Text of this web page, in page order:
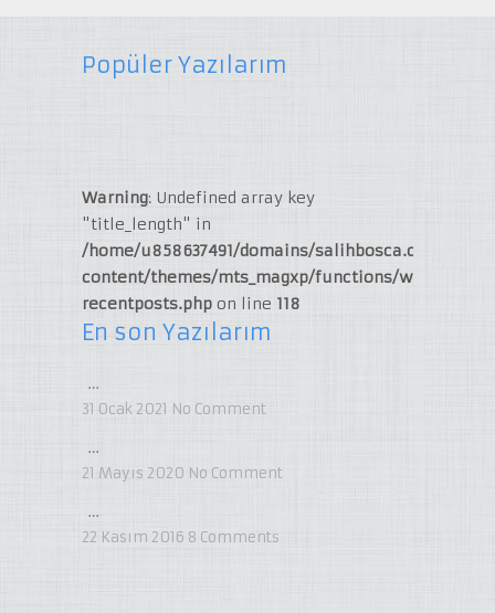
Popüler Yazılarım
Warning: Undefined array key
"title_length" in
/home/u858637491/domains/salihbosca.com/
content/themes/mts_magxp/functions/widget-
recentposts.phpon line 118
En son Yazılarım
…
31 Ocak 2021 No Comment
…
21 Mayıs 2020 No Comment
…
22 Kasım 2016 8 Comments